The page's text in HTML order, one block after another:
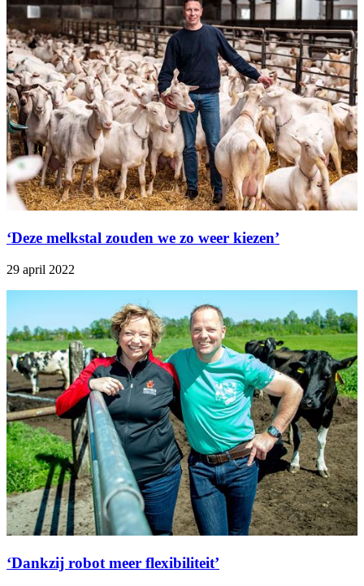
‘Deze melkstal zouden we zo weer kiezen’
29 april 2022
‘Dankzij robot meer flexibiliteit’